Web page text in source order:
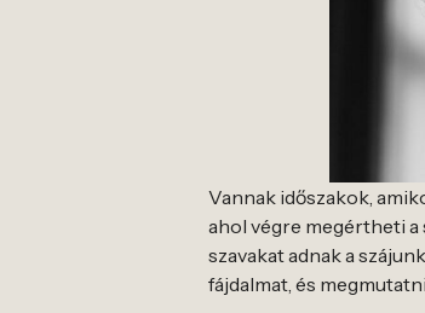
Vannak időszakok,
ahol végre megértheti
szavakat adnak a
fájdalmat, és